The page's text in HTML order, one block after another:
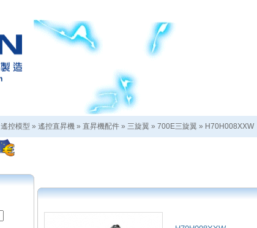
遙控模型 » 遙控直昇機 » 直昇機配件 » 三旋翼 » 700E三旋翼 » H70H008XXW